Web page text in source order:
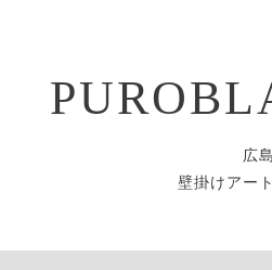
広
壁掛けアー